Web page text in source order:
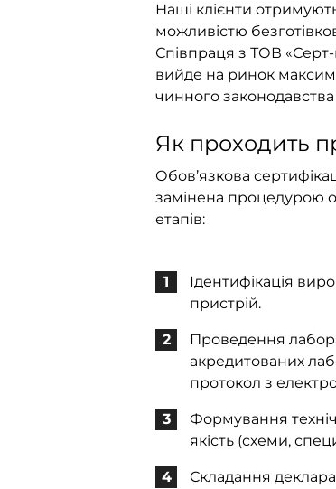
Наші клієнти
можливістю
Співпраця з ТОВ «Серт-
вийде на ринок
чинного законодавства
Як проходить
Обов’язкова
замінена процедурою
етапів:
Ідентифікація
пристрій.
Проведення
акредитованих
протокол з
Формування
якість (схеми,
Складання